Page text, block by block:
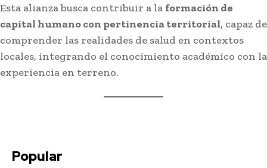
Esta alianza busca contribuir a la formación de
capital humano con pertinencia territorial, capaz de
comprender las realidades de salud en contextos
locales, integrando el conocimiento académico con la
experiencia en terreno.
Popular